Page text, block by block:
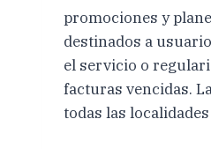
promociones y
destinados a
el servicio o
facturas vencidas.
todas las